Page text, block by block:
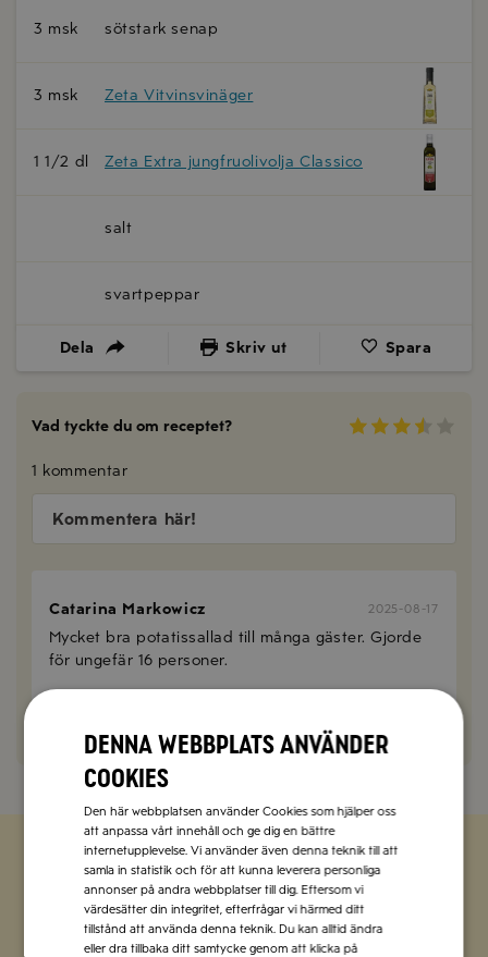
3 msk sötstark senap
3 msk Zeta Vitvinsvinäger
1 1/2 dl Zeta Extra jungfruolivolja Classico
salt
svartpeppar
Dela Skriv ut Spara
Vad tyckte du om receptet?
1 kommentar
Kommentera här!
Catarina Markowicz 2025-08-17
Mycket bra potatissallad till många gäster. Gjorde
för ungefär 16 personer.
Zetas populära nyhetsbrev
Missa inte att vi har flera olika nyhetsbrev som
Denna webbplats använder
cookies
Den här webbplatsen använder Cookies som hjälper oss
att anpassa vårt innehåll och ge dig en bättre
internetupplevelse. Vi använder även denna teknik till att
samla in statistik och för att kunna leverera personliga
annonser på andra webbplatser till dig. Eftersom vi
värdesätter din integritet, efterfrågar vi härmed ditt
tillstånd att använda denna teknik. Du kan alltid ändra
eller dra tillbaka ditt samtycke genom att klicka på